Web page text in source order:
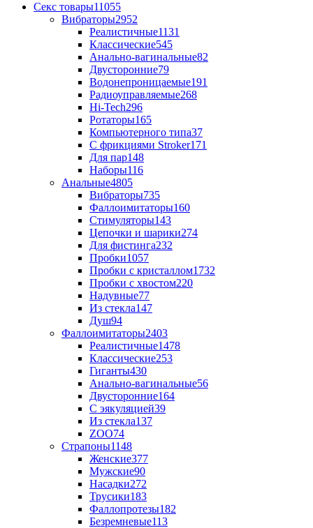
Секс товары11055
Вибраторы2952
Реалистичные1131
Классические545
Анально-вагинальные82
Двусторонние79
Водонепроницаемые191
Радиоуправляемые268
Hi-Tech296
Ротаторы165
Компьютерного типа37
С фрикциями Stroker171
Для пар148
Наборы116
Анальные4805
Вибраторы735
Фаллоимитаторы160
Стимуляторы143
Цепочки и шарики274
Для фистинга232
Пробки1057
Пробки с кристаллом1732
Пробки с хвостом220
Надувные77
Из стекла147
Душ94
Фаллоимитаторы2403
Реалистичные1478
Классические253
Гиганты430
Анально-вагинальные56
Двусторонние164
С эякуляцией39
Из стекла137
ZOO74
Страпоны1148
Женские377
Мужские90
Насадки272
Трусики183
Фаллопротезы182
Безремневые113